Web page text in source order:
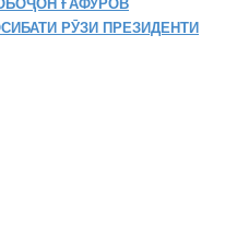
ҒАФУРОВ
РӮЗИ ПРЕЗИДЕНТИ